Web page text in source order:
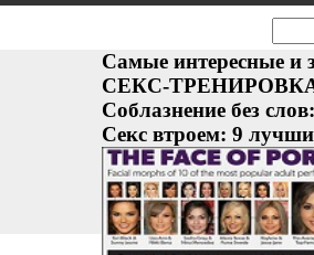
Самые интересные и
СЕКС-ТРЕНИРОВКА:
Соблазнение без
Секс втроем: 9